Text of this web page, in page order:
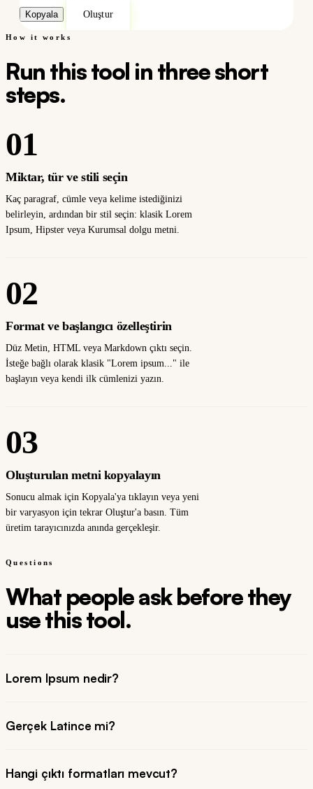
Kopyala Oluştur
How it works
Run this tool in three short
steps.
01
Miktar, tür ve stili seçin
Kaç paragraf, cümle veya kelime istediğinizi
belirleyin, ardından bir stil seçin: klasik Lorem
Ipsum, Hipster veya Kurumsal dolgu metni.
02
Format ve başlangıcı özelleştirin
Düz Metin, HTML veya Markdown çıktı seçin.
İsteğe bağlı olarak klasik "Lorem ipsum..." ile
başlayın veya kendi ilk cümlenizi yazın.
03
Oluşturulan metni kopyalayın
Sonucu almak için Kopyala'ya tıklayın veya yeni
bir varyasyon için tekrar Oluştur'a basın. Tüm
üretim tarayıcınızda anında gerçekleşir.
Questions
What people ask before they
use this tool.
Lorem Ipsum nedir?
Gerçek Latince mi?
Hangi çıktı formatları mevcut?